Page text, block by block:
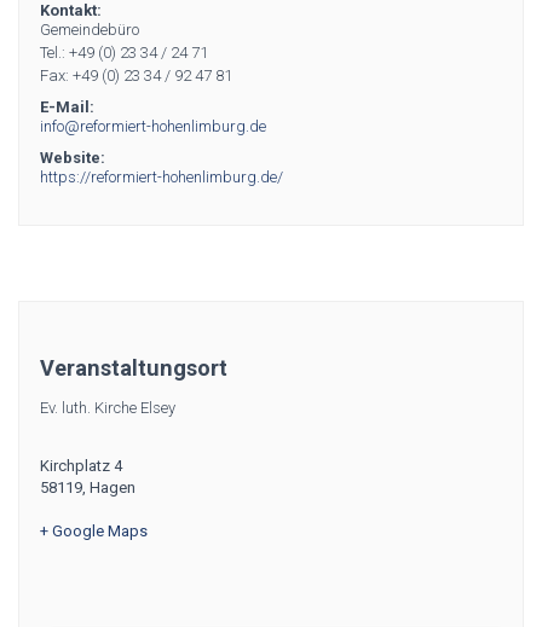
Kontakt:
Gemeindebüro
Tel.: +49 (0) 23 34 / 24 71
Fax: +49 (0) 23 34 / 92 47 81
E-Mail:
info@reformiert-hohenlimburg.de
Website:
https://reformiert-hohenlimburg.de/
Veranstaltungsort
Ev. luth. Kirche Elsey
Kirchplatz 4
58119, Hagen
+ Google Maps